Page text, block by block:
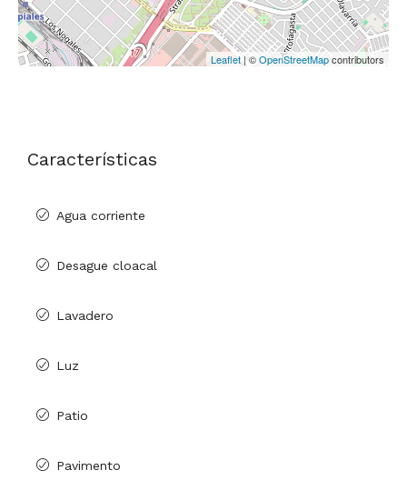
Leaflet | ©OpenStreetMapcontributors
Características
Agua corriente
Desague cloacal
Lavadero
Luz
Patio
Pavimento